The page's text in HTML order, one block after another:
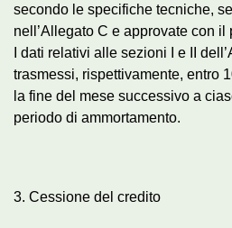
secondo le specifiche tecniche,
nell’Allegato C e approvate con
I dati relativi alle sezioni I e II
trasmessi, rispettivamente, entro
la fine del mese successivo a
periodo di ammortamento.
3. Cessione del credito